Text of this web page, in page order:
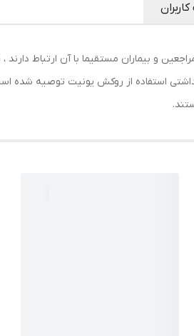
و بیماران مستقیما با آن ارتباط